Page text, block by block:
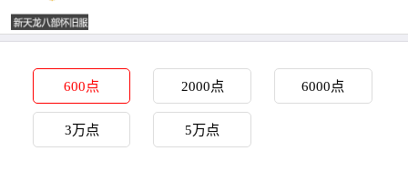
600点 2000点 6000点
3万点 5万点